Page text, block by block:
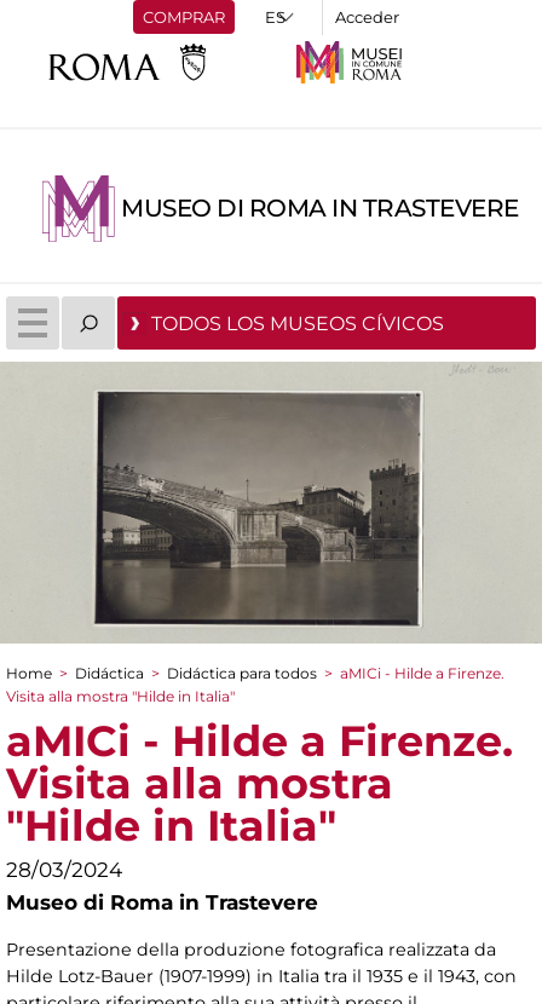
COMPRAR Acceder
MUSEO DI ROMA IN TRASTEVERE
TODOS LOS MUSEOS CÍVICOS
You are here
Home > Didáctica > Didáctica para todos > aMICi - Hilde a Firenze.
Visita alla mostra "Hilde in Italia"
aMICi - Hilde a Firenze.
Visita alla mostra
"Hilde in Italia"
28/03/2024
Museo di Roma in Trastevere
Presentazione della produzione fotografica realizzata da
Hilde Lotz-Bauer (1907-1999) in Italia tra il 1935 e il 1943, con